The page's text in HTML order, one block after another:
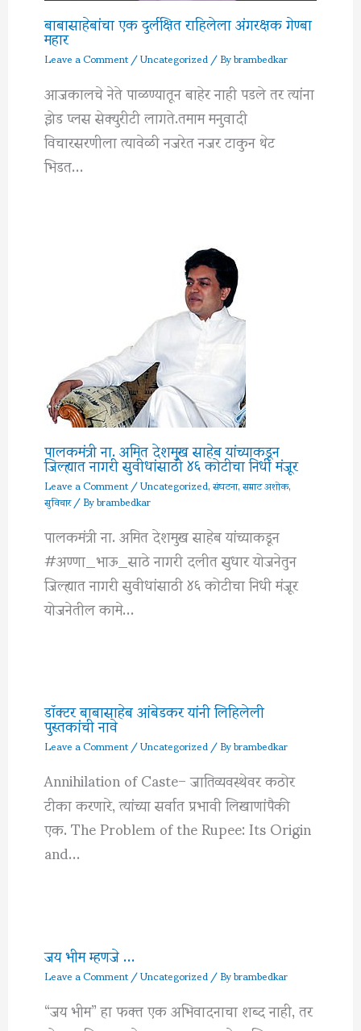
बाबासाहेबांचा एक दुर्लक्षित राहिलेला अंगरक्षक गेण्बा
महार
Leave a Comment/Uncategorized/ Bybrambedkar
आजकालचे नेते पाळण्यातून बाहेर नाही पडले तर त्यांना
झेड प्लस सेक्युरीटी लागते.तमाम मनुवादी
विचारसरणीला त्यावेळी नजरेत नजर टाकुन थेट
भिडत…
पालकमंत्री ना. अमित देशमुख साहेब यांच्याकडून
जिल्ह्यात नागरी सुवीधांसाठी ४६ कोटीचा निधी मंजूर
Leave a Comment/Uncategorized,संघटना,सम्राट अशोक,
सुविचार/ Bybrambedkar
पालकमंत्री ना. अमित देशमुख साहेब यांच्याकडून
#अण्णा_भाऊ_साठे नागरी दलीत सुधार योजनेतुन
जिल्ह्यात नागरी सुवीधांसाठी ४६ कोटीचा निधी मंजूर
योजनेतील कामे…
डॉक्टर बाबासाहेब आंबेडकर यांनी लिहिलेली
पुस्तकांची नावे
Leave a Comment/Uncategorized/ Bybrambedkar
Annihilation of Caste– जातिव्यवस्थेवर कठोर
टीका करणारे, त्यांच्या सर्वात प्रभावी लिखाणांपैकी
एक. The Problem of the Rupee: Its Origin
and…
जय भीम म्हणजे …
Leave a Comment/Uncategorized/ Bybrambedkar
“जय भीम” हा फक्त एक अभिवादनाचा शब्द नाही, तर